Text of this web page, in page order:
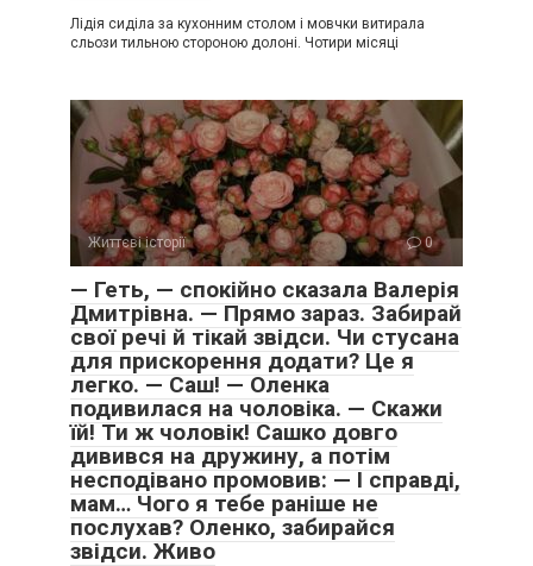
Лідія сиділа за кухонним столом і мовчки витирала
сльози тильною стороною долоні. Чотири місяці
Життєві історії 0
— Геть, — спокійно сказала Валерія
Дмитрівна. — Прямо зараз. Забирай
свої речі й тікай звідси. Чи стусана
для прискорення додати? Це я
легко. — Саш! — Оленка
подивилася на чоловіка. — Скажи
їй! Ти ж чоловік! Сашко довго
дивився на дружину, а потім
несподівано промовив: — І справді,
мам… Чого я тебе раніше не
послухав? Оленко, забирайся
звідси. Живо